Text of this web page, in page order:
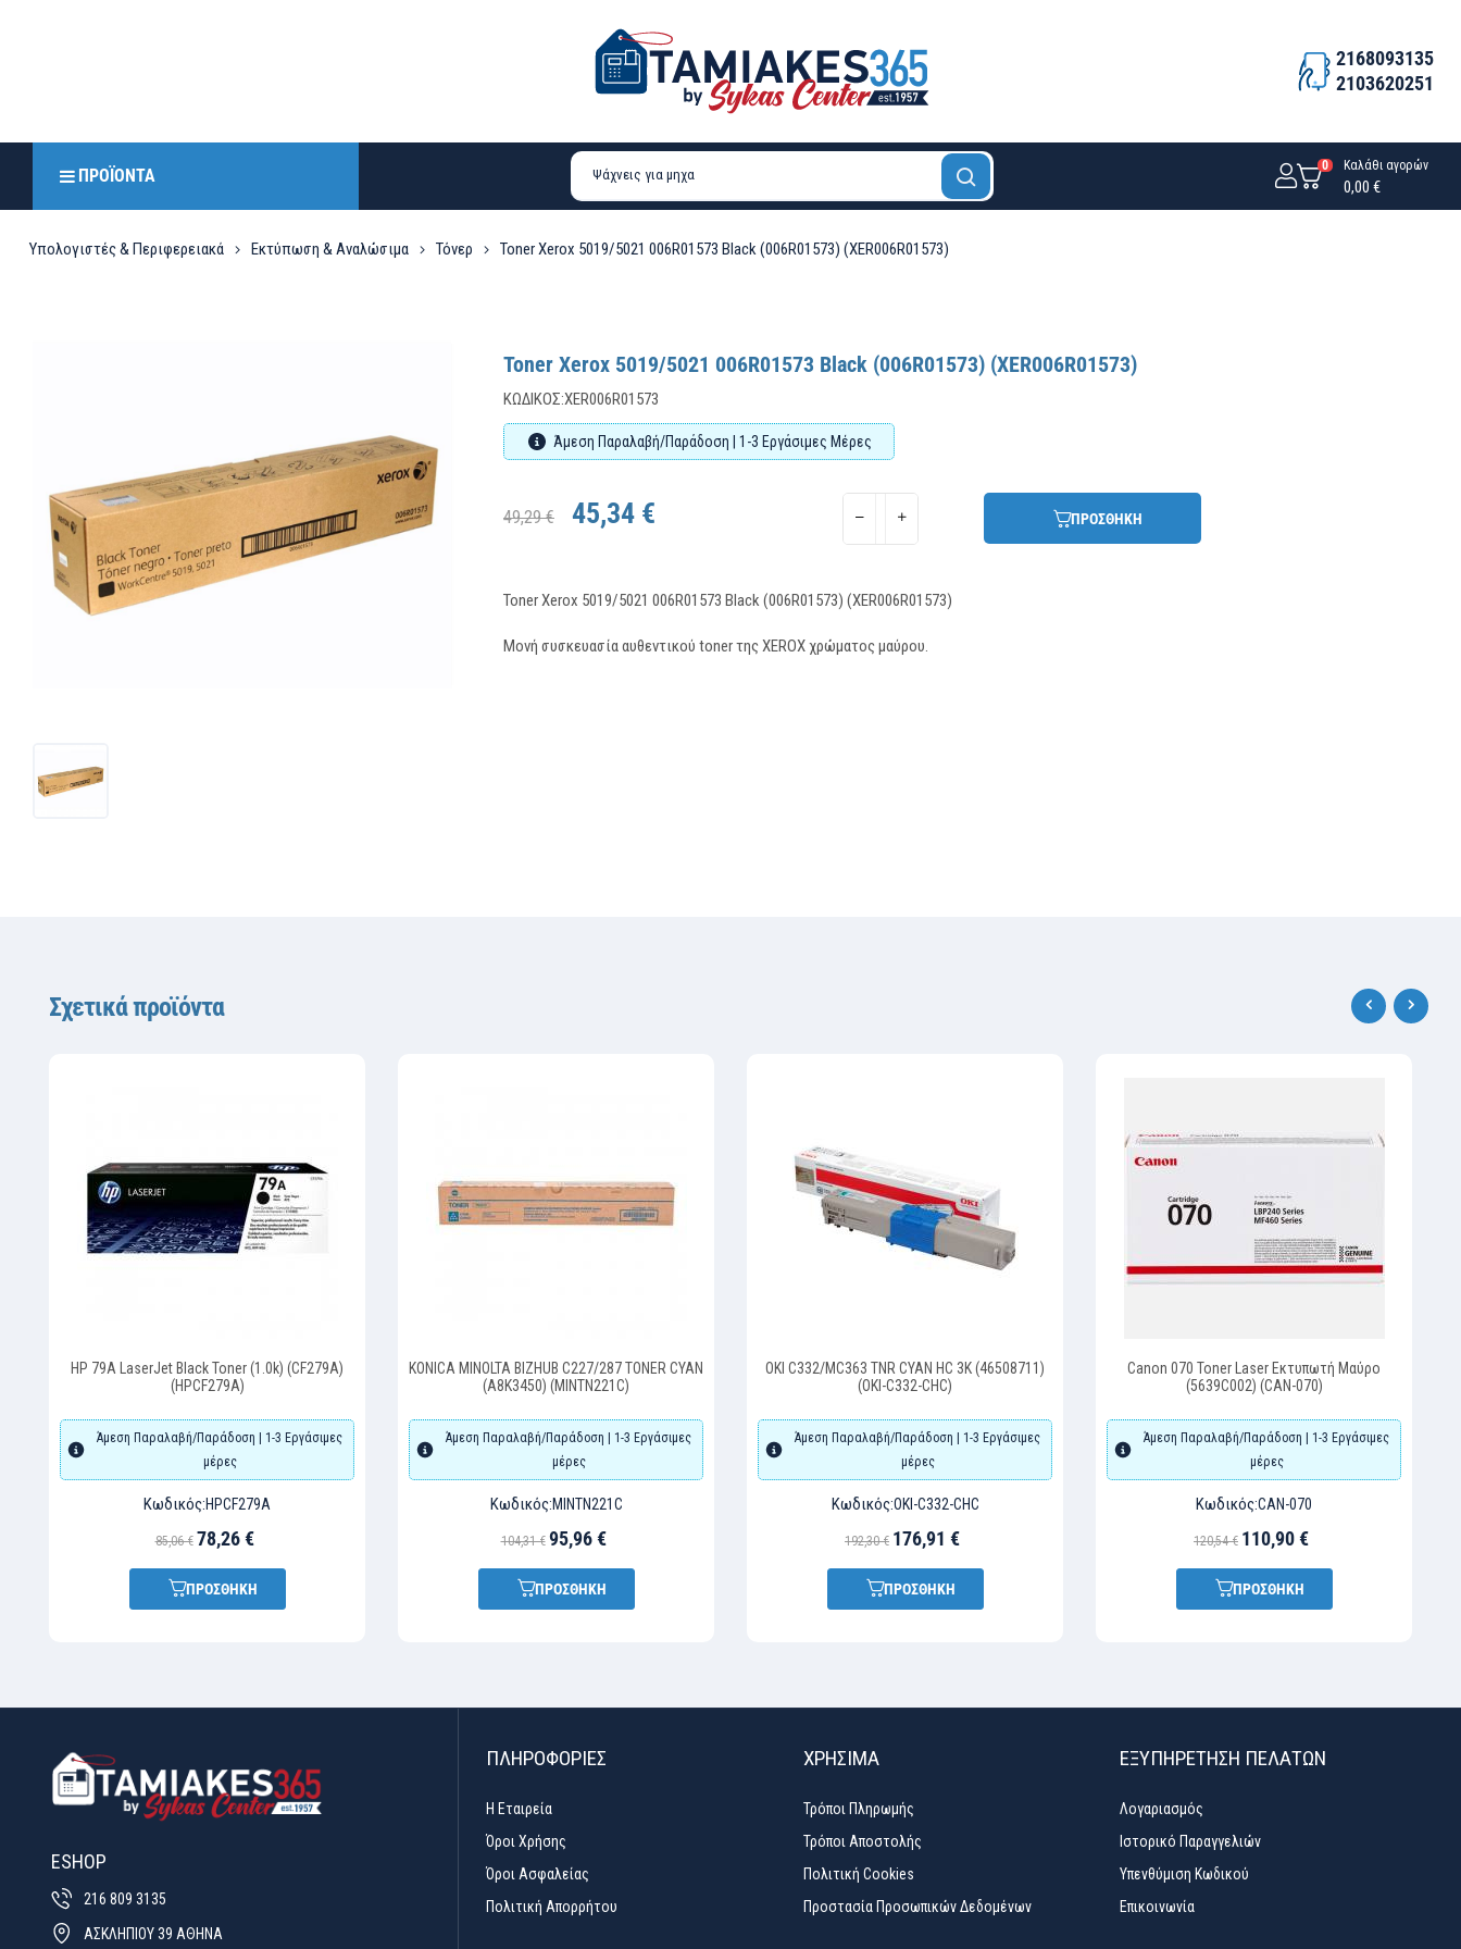
2168093135
2103620251
ΠΡΟΪΌΝΤΑ
0 Καλάθι αγορών
0,00 €
Υπολογιστές & Περιφερειακά Εκτύπωση & Αναλώσιμα Τόνερ Toner Xerox 5019/5021 006R01573 Black (006R01573) (XER006R01573)
Toner Xerox 5019/5021 006R01573 Black (006R01573) (XER006R01573)
ΚΩΔΙΚΌΣ:XER006R01573
Άμεση Παραλαβή/Παράδοση | 1-3 Εργάσιμες Μέρες
49,29 € 45,34 € ΠΡΟΣΘΗΚΗ
Toner Xerox 5019/5021 006R01573 Black (006R01573) (XER006R01573)
Μονή συσκευασία αυθεντικού toner της XEROX χρώματος μαύρου.
Σχετικά προϊόντα
HP 79A LaserJet Black Toner (1.0k) (CF279A)
(HPCF279A)
Άμεση Παραλαβή/Παράδοση | 1-3 Εργάσιμες
μέρες
Κωδικός:HPCF279A
85,06 € 78,26 €
ΠΡΟΣΘΗΚΗ
KONICA MINOLTA BIZHUB C227/287 TONER CYAN
(A8K3450) (MINTN221C)
Άμεση Παραλαβή/Παράδοση | 1-3 Εργάσιμες
μέρες
Κωδικός:MINTN221C
104,31 € 95,96 €
ΠΡΟΣΘΗΚΗ
OKI C332/MC363 TNR CYAN HC 3K (46508711)
(OKI-C332-CHC)
Άμεση Παραλαβή/Παράδοση | 1-3 Εργάσιμες
μέρες
Κωδικός:OKI-C332-CHC
192,30 € 176,91 €
ΠΡΟΣΘΗΚΗ
Canon 070 Toner Laser Εκτυπωτή Μαύρο
(5639C002) (CAN-070)
Άμεση Παραλαβή/Παράδοση | 1-3 Εργάσιμες
μέρες
Κωδικός:CAN-070
120,54 € 110,90 €
ΠΡΟΣΘΗΚΗ
ESHOP
216 809 3135
ΑΣΚΛΗΠΙΟΥ 39 ΑΘΗΝΑ
ΠΛΗΡΟΦΟΡΙΕΣ
Η Εταιρεία
Όροι Χρήσης
Όροι Ασφαλείας
Πολιτική Απορρήτου
ΧΡΉΣΙΜΑ
Τρόποι Πληρωμής
Τρόποι Αποστολής
Πολιτική Cookies
Προστασία Προσωπικών Δεδομένων
ΕΞΥΠΗΡΈΤΗΣΗ ΠΕΛΑΤΏΝ
Λογαριασμός
Ιστορικό Παραγγελιών
Υπενθύμιση Κωδικού
Επικοινωνία